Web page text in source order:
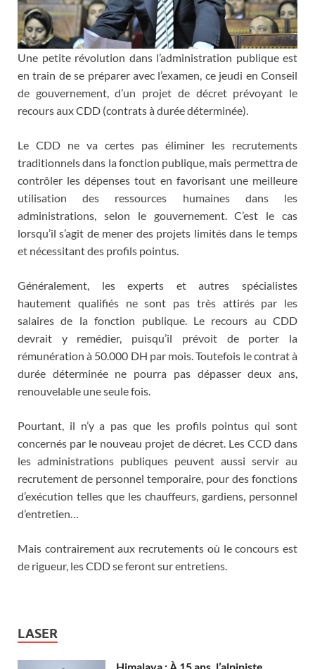
Une petite révolution dans l’administration publique est
en train de se préparer avec l’examen, ce jeudi en Conseil
de gouvernement, d’un projet de décret prévoyant le
recours aux CDD (contrats à durée déterminée).
Le CDD ne va certes pas éliminer les recrutements
traditionnels dans la fonction publique, mais permettra de
contrôler les dépenses tout en favorisant une meilleure
utilisation des ressources humaines dans les
administrations, selon le gouvernement. C’est le cas
lorsqu’il s’agit de mener des projets limités dans le temps
et nécessitant des profils pointus.
Généralement, les experts et autres spécialistes
hautement qualifiés ne sont pas très attirés par les
salaires de la fonction publique. Le recours au CDD
devrait y remédier, puisqu’il prévoit de porter la
rémunération à 50.000 DH par mois. Toutefois le contrat à
durée déterminée ne pourra pas dépasser deux ans,
renouvelable une seule fois.
Pourtant, il n’y a pas que les profils pointus qui sont
concernés par le nouveau projet de décret. Les CCD dans
les administrations publiques peuvent aussi servir au
recrutement de personnel temporaire, pour des fonctions
d’exécution telles que les chauffeurs, gardiens, personnel
d’entretien…
Mais contrairement aux recrutements où le concours est
de rigueur, les CDD se feront sur entretiens.
LASER
Himalaya : À 15 ans, l’alpiniste